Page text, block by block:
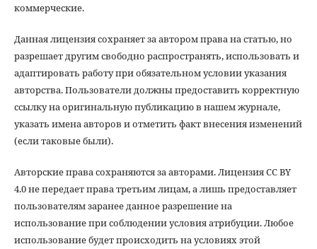
коммерческие.
Данная лицензия сохраняет за автором права на статью, но
разрешает другим свободно распространять, использовать и
адаптировать работу при обязательном условии указания
авторства. Пользователи должны предоставить корректную
ссылку на оригинальную публикацию в нашем журнале,
указать имена авторов и отметить факт внесения изменений
(если таковые были).
Авторские права сохраняются за авторами. Лицензия CC BY
4.0 не передает права третьим лицам, а лишь предоставляет
пользователям заранее данное разрешение на
использование при соблюдении условия атрибуции. Любое
использование будет происходить на условиях этой